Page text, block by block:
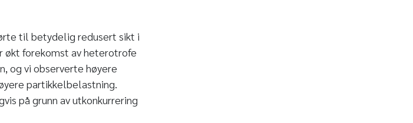
til betydelig redusert sikt i
økt forekomst av heterotrofe
og vi observerte høyere
partikkelbelastning.
på grunn av utkonkurrering